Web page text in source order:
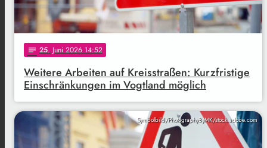
notes 25. Juni 2026 14:52
Weitere Arbeiten auf Kreisstraßen: Kurzfristige
Einschränkungen im Vogtland möglich
Symbolbild/PhotographyByMK/stock.adobe.com